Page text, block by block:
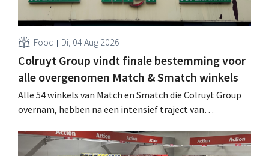
Food Di, 04 Aug 2026
Colruyt Group vindt finale bestemming voor
alle overgenomen Match & Smatch winkels
Alle 54 winkels van Match en Smatch die Colruyt Group
overnam, hebben na een intensief traject van
Al is die bestemming voor sommige panden een sluiting.